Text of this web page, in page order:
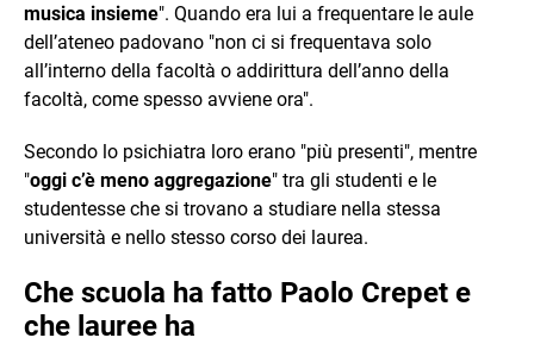
musica insieme". Quando era lui a frequentare le aule
dell’ateneo padovano "non ci si frequentava solo
all’interno della facoltà o addirittura dell’anno della
facoltà, come spesso avviene ora".
Secondo lo psichiatra loro erano "più presenti", mentre
"oggi c’è meno aggregazione" tra gli studenti e le
studentesse che si trovano a studiare nella stessa
università e nello stesso corso dei laurea.
Che scuola ha fatto Paolo Crepet e
che lauree ha